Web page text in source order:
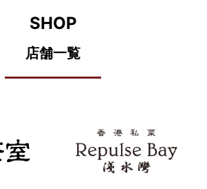
SHOP
店舗一覧